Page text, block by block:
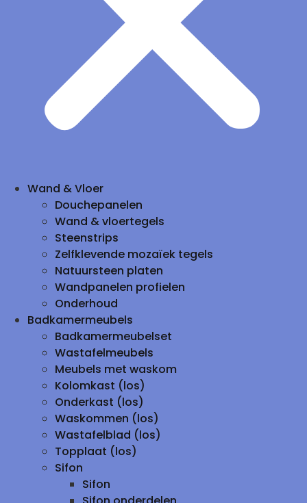
Wand & Vloer
Douchepanelen
Wand & vloertegels
Steenstrips
Zelfklevende mozaïek tegels
Natuursteen platen
Wandpanelen profielen
Onderhoud
Badkamermeubels
Badkamermeubelset
Wastafelmeubels
Meubels met waskom
Kolomkast (los)
Onderkast (los)
Waskommen (los)
Wastafelblad (los)
Topplaat (los)
Sifon
Sifon